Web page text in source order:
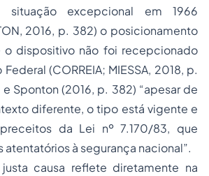
excepcional em 1966
2016, p. 382) o posicionamento
o dispositivo não foi recepcionado
(CORREIA; MIESSA, 2018, p.
Sponton (2016, p. 382) “apesar de
diferente, o tipo está vigente e
da Lei nº 7.170/83, que
à segurança nacional”.
causa reflete diretamente na